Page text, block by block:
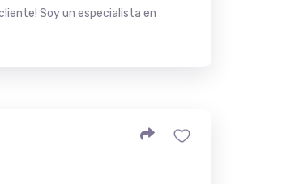
Soy un especialista en